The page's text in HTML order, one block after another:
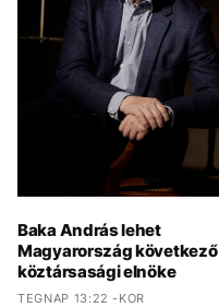
Baka András lehet
Magyarország következő
köztársasági elnöke
TEGNAP 13:22 -KOR